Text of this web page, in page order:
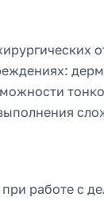
работе с